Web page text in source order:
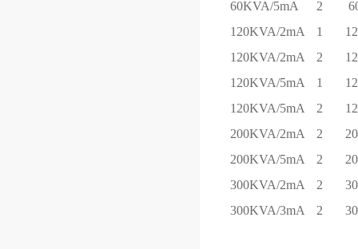
60KVA/5mA
2
120KVA/2mA
1
120KVA/2mA
2
120KVA/5mA
1
120KVA/5mA
2
200KVA/2mA
2
200KVA/5mA
2
300KVA/2mA
2
300KVA/3mA
2